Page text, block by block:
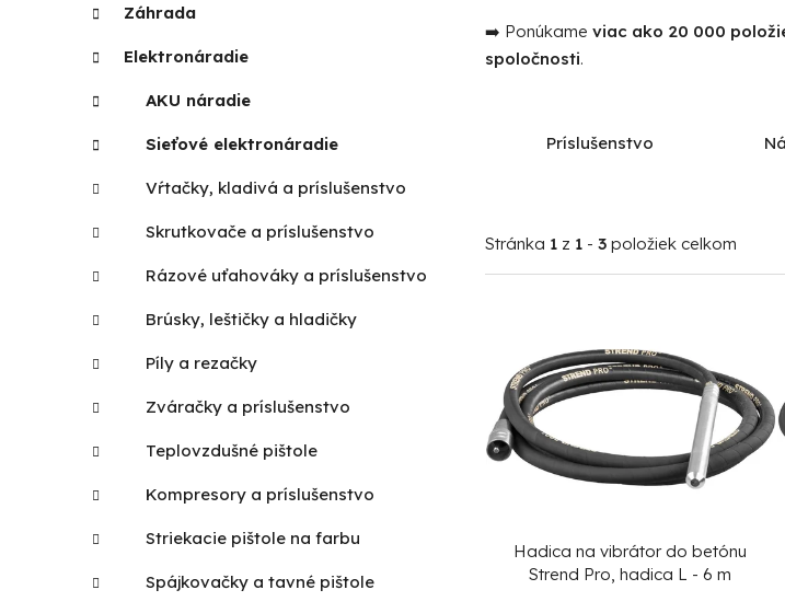
a
n
e
kategórie
a
t
g
r
e
Záhrada
Elektronáradie
AKU náradie
Sieťové elektronáradie
Vŕtačky, kladivá a príslušenstvo
Skrutkovače a príslušenstvo
Rázové uťahováky a príslušenstvo
Brúsky, leštičky a hladičky
Píly a rezačky
Zváračky a príslušenstvo
Teplovzdušné pištole
Kompresory a príslušenstvo
Striekacie pištole na farbu
Spájkovačky a tavné pištole
➡️ Ponúkame viac ako 20 000
spoločnosti.
Príslušenstvo
Stránka 1 z 1 - 3 položiek celkom
s
Hadica na vibrátor do betónu
Strend Pro, hadica L - 6 m